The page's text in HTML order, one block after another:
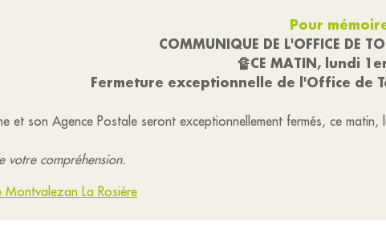
Pour
COMMUNIQUE DE L'OFFICE DE
🔏CE MATIN, lundi
Fermeture exceptionnelle de l'Office de
et son Agence Postale seront exceptionnellement fermés, ce
votre compréhension.
La Rosière